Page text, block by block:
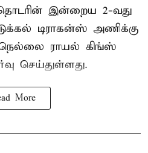
தொடரின் இன்றைய 2-வது
டிராகன்ஸ் அணிக்கு
ராயல் கிங்ஸ்
செய்துள்ளது.
More